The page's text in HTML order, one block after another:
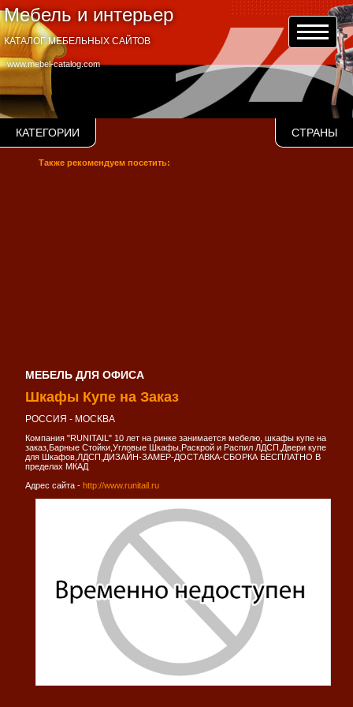
Мебель и интерьер
www.mebel-catalog.com
КАТАЛОГ МЕБЕЛЬНЫХ САЙТОВ
КАТЕГОРИИ СТРАНЫ
Также рекомендуем посетить:
МЕБЕЛЬ ДЛЯ ОФИСА
Шкафы Купе на Заказ
РОССИЯ - МОСКВА
Компания "RUNITAIL" 10 лет на ринке занимается мебелю, шкафы купе на
заказ,Барные Стойки,Угловые Шкафы,Раскрой и Распил ЛДСП,Двери купе
для Шкафов,ЛДСП,ДИЗАЙН-ЗАМЕР-ДОСТАВКА-СБОРКА БЕСПЛАТНО В
пределах МКАД
Адрес сайта - http://www.runitail.ru